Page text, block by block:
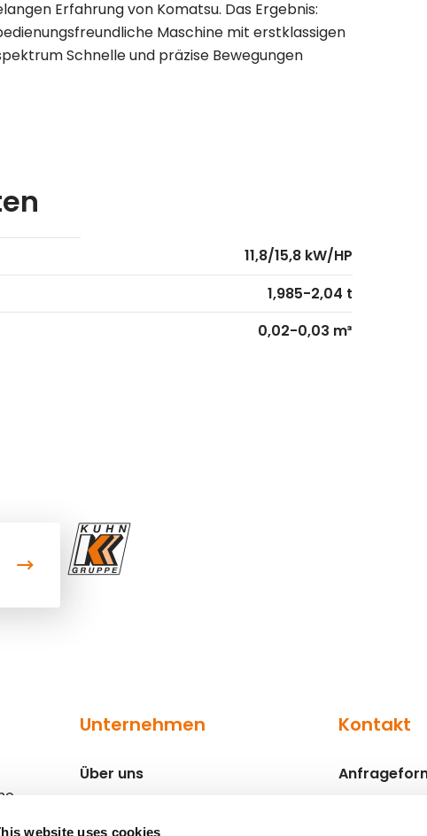
website uses cookies
Erfahrung von Komatsu. Das Ergebnis:
Maschine mit erstklassigen
Schnelle und präzise Bewegungen
11,8/15,8 kW/HP
1,985-2,04 t
0,02-0,03 m³
Unternehmen
Über uns
Kontakt